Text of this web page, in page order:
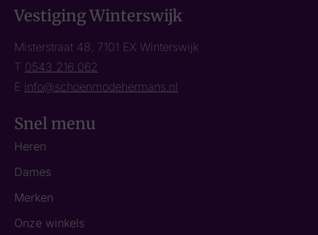
Vestiging Winterswijk
Misterstraat 48, 7101 EX Winterswijk
T 0543 216 062
E info@schoenmodehermans.nl
Snel menu
Heren
Dames
Merken
Onze winkels